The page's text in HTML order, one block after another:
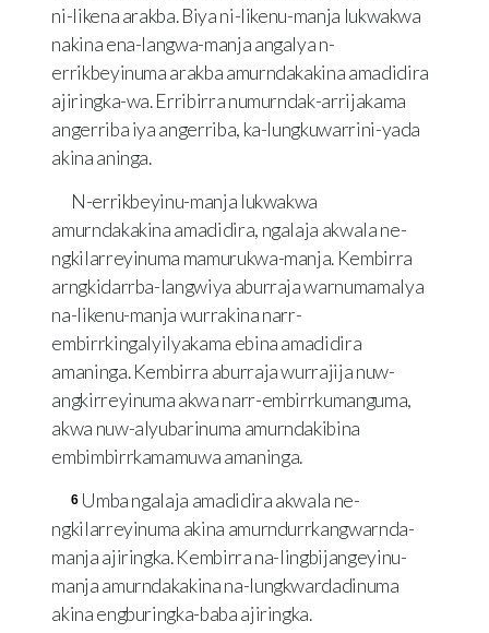
ni-likena arakba. Biya ni-likenu-manja lukwakwa
nakina ena-langwa-manja angalya n-
errikbeyinuma arakba amurndakakina amadidira
ajiringka-wa. Erribirra numurndak-arrijakama
angerriba iya angerriba, ka-lungkuwarrini-yada
akina aninga.
N-errikbeyinu-manja lukwakwa
amurndakakina amadidira, ngalaja akwala ne-
ngkilarreyinuma mamurukwa-manja. Kembirra
arngkidarrba-langwiya aburraja warnumamalya
na-likenu-manja wurrakina narr-
embirrkingalyilyakama ebina amadidira
amaninga. Kembirra aburraja wurrajija nuw-
angkirreyinuma akwa narr-embirrkumanguma,
akwa nuw-alyubarinuma amurndakibina
embimbirrkamamuwa amaninga.
6 Umba ngalaja amadidira akwala ne-
ngkilarreyinuma akina amurndurrkangwarnda-
manja ajiringka. Kembirra na-lingbijangeyinu-
manja amurndakakina na-lungkwardadinuma
akina engburingka-baba ajiringka.